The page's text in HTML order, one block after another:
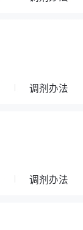
调剂办法
调剂办法